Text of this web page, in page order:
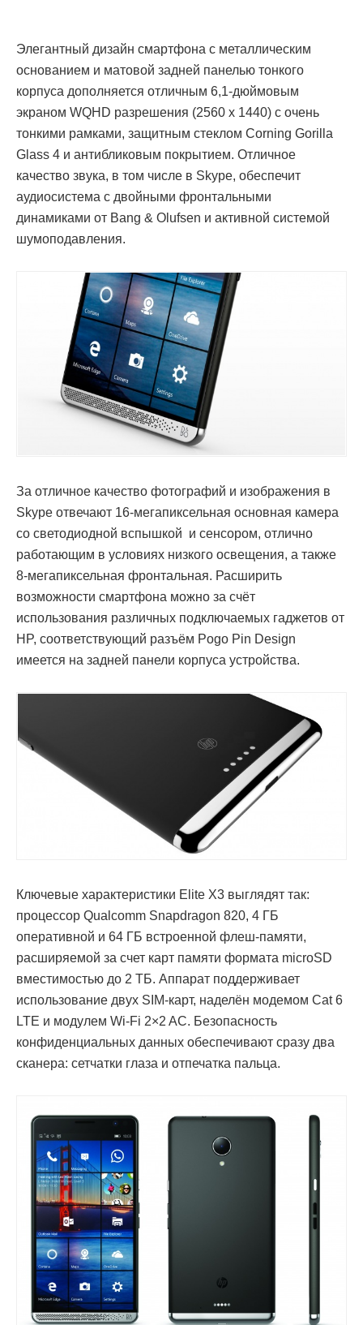
Элегантный дизайн смартфона с металлическим
основанием и матовой задней панелью тонкого
корпуса дополняется отличным 6,1-дюймовым
экраном WQHD разрешения (2560 x 1440) с очень
тонкими рамками, защитным стеклом Corning Gorilla
Glass 4 и антибликовым покрытием. Отличное
качество звука, в том числе в Skype, обеспечит
аудиосистема с двойными фронтальными
динамиками от Bang & Olufsen и активной системой
шумоподавления.
За отличное качество фотографий и изображения в
Skype отвечают 16-мегапиксельная основная камера
со светодиодной вспышкой и сенсором, отлично
работающим в условиях низкого освещения, а также
8-мегапиксельная фронтальная. Расширить
возможности смартфона можно за счёт
использования различных подключаемых гаджетов от
HP, соответствующий разъём Pogo Pin Design
имеется на задней панели корпуса устройства.
Ключевые характеристики Elite X3 выглядят так:
процессор Qualcomm Snapdragon 820, 4 ГБ
оперативной и 64 ГБ встроенной флеш-памяти,
расширяемой за счет карт памяти формата microSD
вместимостью до 2 ТБ. Аппарат поддерживает
использование двух SIM-карт, наделён модемом Cat 6
LTE и модулем Wi-Fi 2×2 AC. Безопасность
конфиденциальных данных обеспечивают сразу два
сканера: сетчатки глаза и отпечатка пальца.